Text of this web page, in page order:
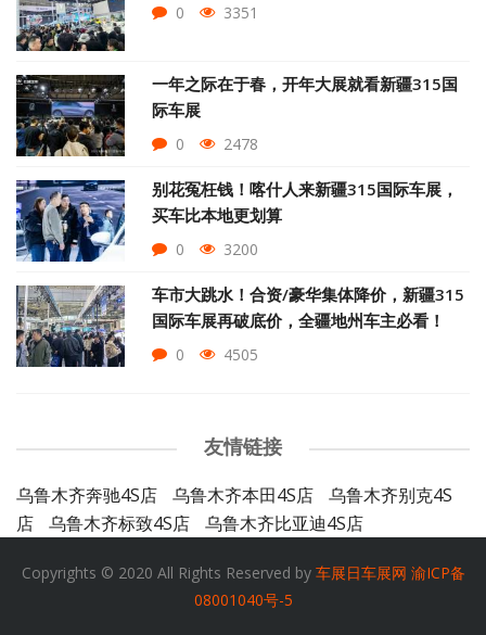
0 3351
一年之际在于春，开年大展就看新疆315国
际车展
0 2478
别花冤枉钱！喀什人来新疆315国际车展，
买车比本地更划算
0 3200
车市大跳水！合资/豪华集体降价，新疆315
国际车展再破底价，全疆地州车主必看！
0 4505
友情链接
乌鲁木齐奔驰4S店 乌鲁木齐本田4S店
乌鲁木齐别克4S
店
乌鲁木齐标致4S店 乌鲁木齐比亚迪4S店
Copyrights © 2020 All Rights Reserved by 车展日车展网 渝ICP备
08001040号-5